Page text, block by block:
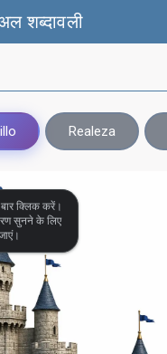
शब्दावली
Realeza
क्लिक करें।
सुनने के लिए